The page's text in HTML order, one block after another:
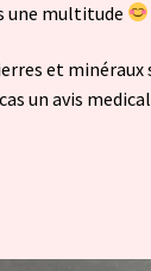
une multitude
et
un avis